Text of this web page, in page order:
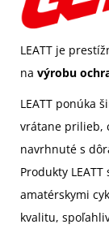
LEATT je
na výrobu
LEATT ponúka
vrátane prilieb,
navrhnuté s
Produkty
amatérskymi
kvalitu,